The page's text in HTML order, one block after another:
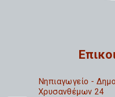
Nηπιαγωγείο -
Χρυσανθέμων 24